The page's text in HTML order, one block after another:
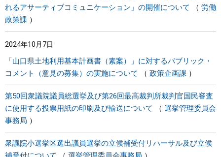
れるアサーティブコミュニケーション」の開催について
労働
政策課
2024年10月7日
「山口県土地利用基本計画書（素案）」に対するパブリック・
コメント（意見の募集）の実施について
政策企画課
第50回衆議院議員総選挙及び第26回最高裁判所裁判官国民審査
に使用する投票用紙の印刷及び輸送について
選挙管理委員会
事務局
衆議院小選挙区選出議員選挙の立候補受付リハーサル及び立候